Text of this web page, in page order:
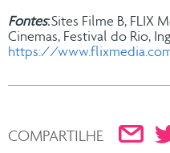
Fontes:Sites Filme B, FLIX
Cinemas, Festival do Rio,
https://
COMPARTILHE
Envie
por